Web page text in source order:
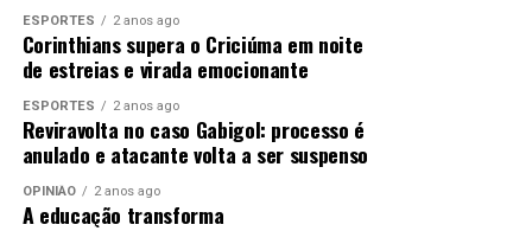
ESPORTES 2 anos ago
Corinthians supera o Criciúma em noite
de estreias e virada emocionante
ESPORTES 2 anos ago
Reviravolta no caso Gabigol: processo é
anulado e atacante volta a ser suspenso
OPINIÃO 2 anos ago
A educação transforma